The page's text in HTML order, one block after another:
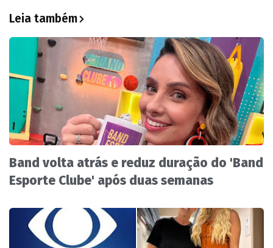
Leia também
Band volta atrás e reduz duração do 'Band
Esporte Clube' após duas semanas